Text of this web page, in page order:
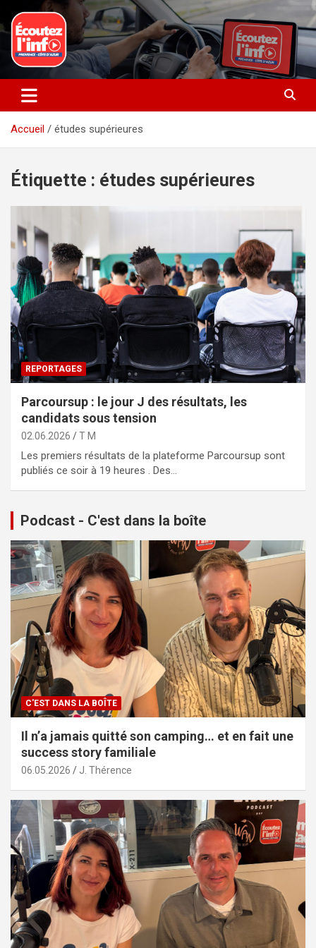
au
contenu
Ecoutez l’info
La radio du quotidien
Accueil études supérieures
Étiquette : études supérieures
REPORTAGES
Parcoursup : le jour J des résultats, les
candidats sous tension
02.06.2026 T M
Les premiers résultats de la plateforme Parcoursup sont
publiés ce soir à 19 heures . Des…
Podcast - C'est dans la boîte
C'EST DANS LA BOÎTE
Il n’a jamais quitté son camping… et en fait une
success story familiale
06.05.2026 J. Thérence